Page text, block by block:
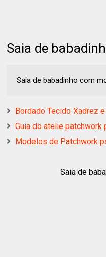
Saia de
Saia de babadinho com
Bordado Tecido Xadrez
Guia do atelie patchwork
Modelos de Patchwork
Saia de